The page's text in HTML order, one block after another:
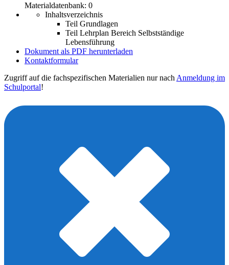
Materialdatenbank: 0
Inhaltsverzeichnis
Teil Grundlagen
Teil Lehrplan Bereich Selbstständige
Lebensführung
Dokument als PDF herunterladen
Kontaktformular
Zugriff auf die fachspezifischen Materialien nur nach Anmeldung im
Schulportal!